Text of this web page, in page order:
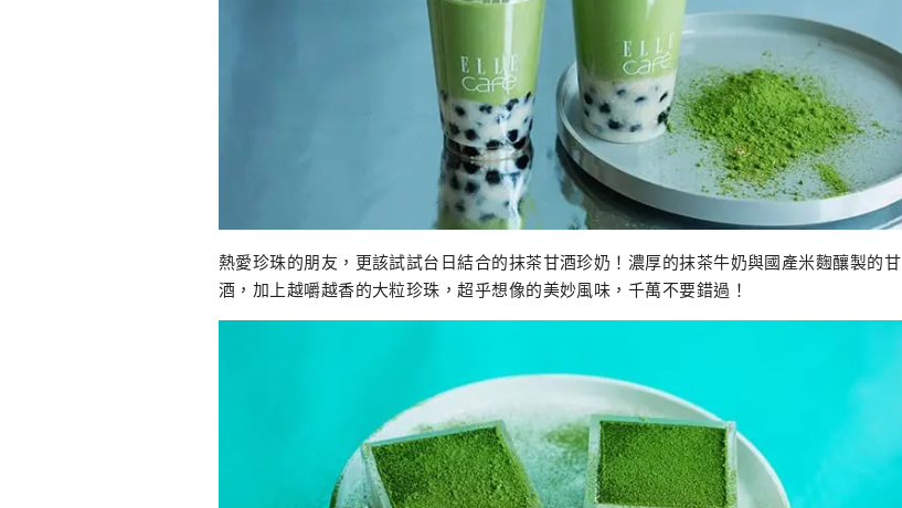
熱愛珍珠的朋友，更該試試台日結合的抹茶甘酒珍奶！濃厚的抹茶牛奶與國產米麴釀製的甘
酒，加上越嚼越香的大粒珍珠，超乎想像的美妙風味，千萬不要錯過！